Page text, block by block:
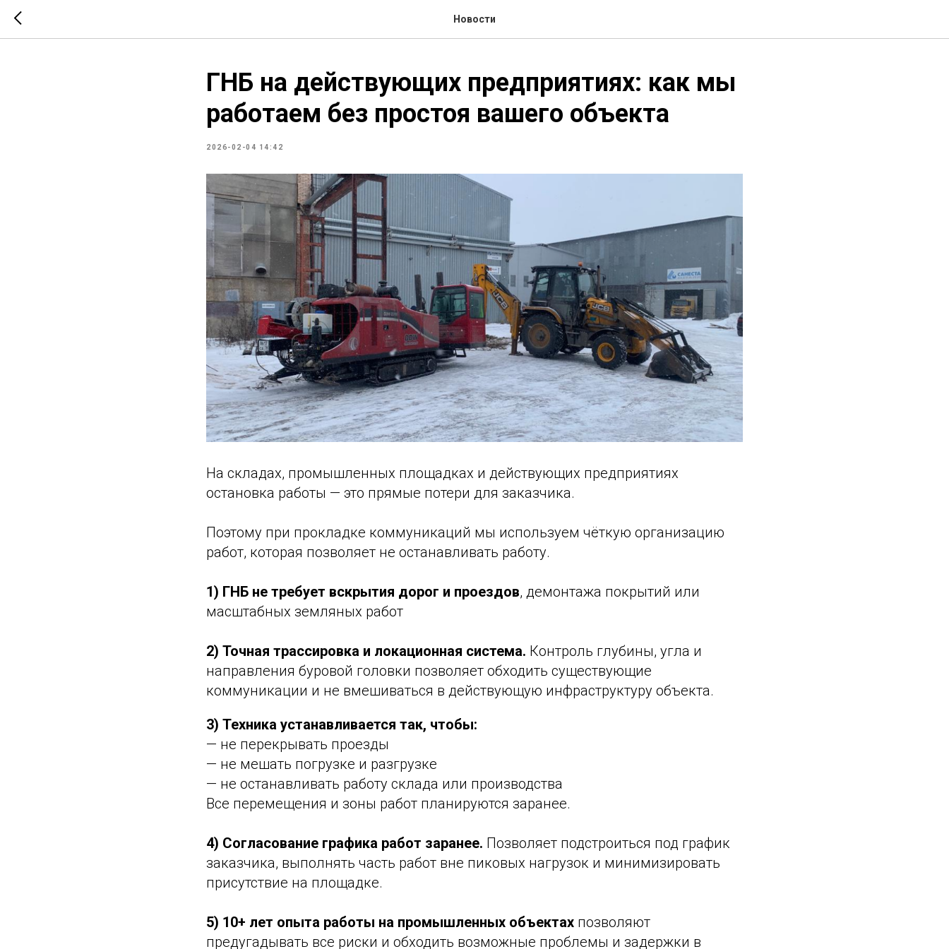
Новости
ГНБ на действующих предприятиях: как мы
работаем без простоя вашего объекта
2026-02-04 14:42
На складах, промышленных площадках и действующих предприятиях
остановка работы — это прямые потери для заказчика.
Поэтому при прокладке коммуникаций мы используем чёткую организацию
работ, которая позволяет не останавливать работу.
1) ГНБ не требует вскрытия дорог и проездов, демонтажа покрытий или
масштабных земляных работ
2) Точная трассировка и локационная система. Контроль глубины, угла и
направления буровой головки позволяет обходить существующие
коммуникации и не вмешиваться в действующую инфраструктуру объекта.
3) Техника устанавливается так, чтобы:
— не перекрывать проезды
— не мешать погрузке и разгрузке
— не останавливать работу склада или производства
Все перемещения и зоны работ планируются заранее.
4) Согласование графика работ заранее. Позволяет подстроиться под график
заказчика, выполнять часть работ вне пиковых нагрузок и минимизировать
присутствие на площадке.
5) 10+ лет опыта работы на промышленных объектах позволяют
предугадывать все риски и обходить возможные проблемы и задержки в